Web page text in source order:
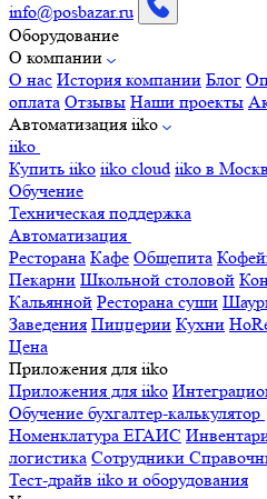
info@posbazar.ru
Оборудование
О компании
О нас История компании Блог
оплата Отзывы Наши проекты
Автоматизация iiko
iiko
Купить iiko iiko cloud iiko в
Обучение
Техническая поддержка
Автоматизация
Ресторана Кафе Общепита
Пекарни Школьной столовой
Кальянной Ресторана суши
Заведения Пиццерии Кухни
Цена
Приложения для iiko
Приложения для iiko
Обучение бухгалтер-калькулятор
Номенклатура ЕГАИС
логистика Сотрудники
Тест-драйв iiko и оборудования